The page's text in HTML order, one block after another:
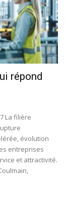
répond
La filière
évolution
entreprises
et attractivité.